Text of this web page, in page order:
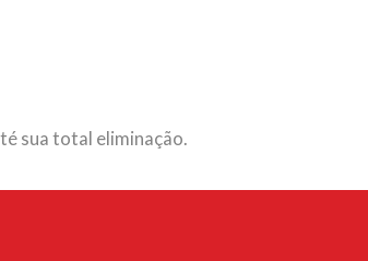
sua total eliminação.